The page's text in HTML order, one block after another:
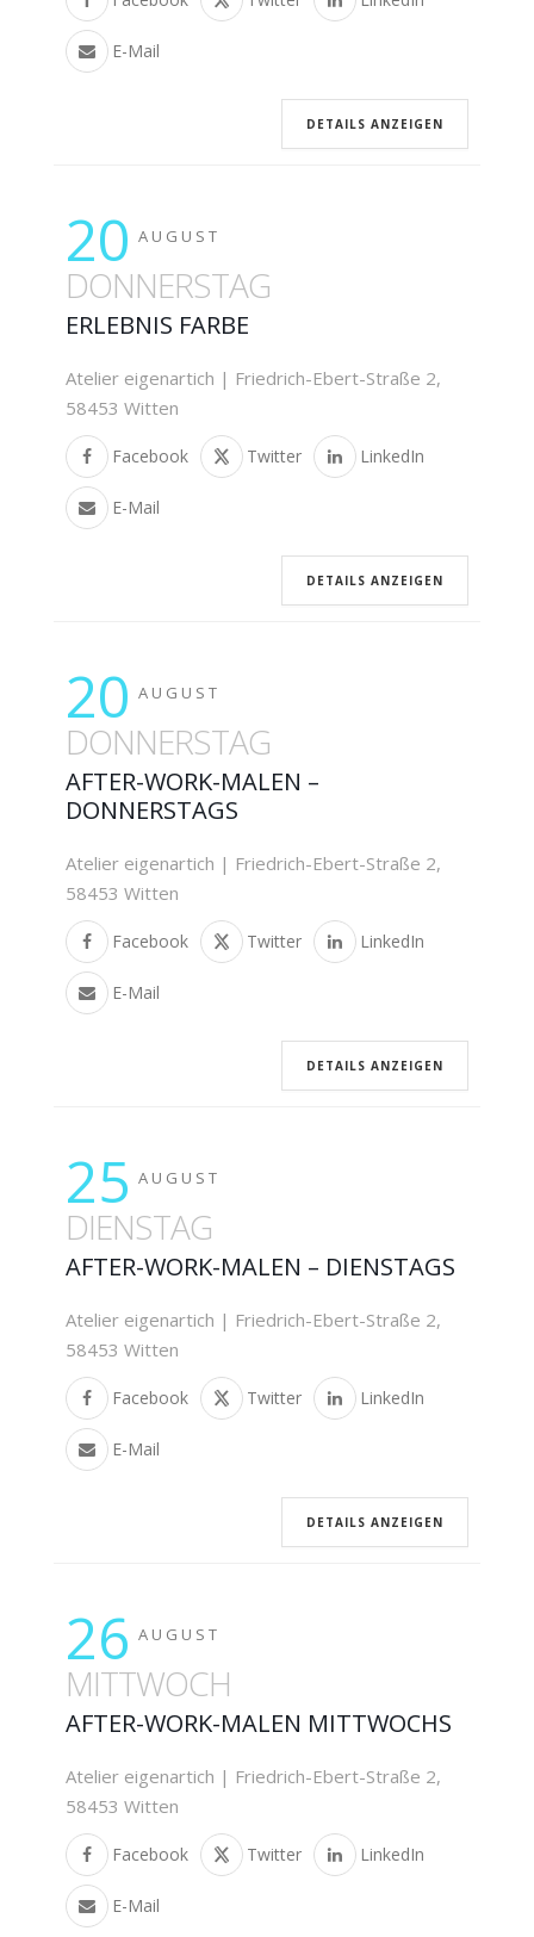
E-Mail
DETAILS ANZEIGEN
20 AUGUST
DONNERSTAG
ERLEBNIS FARBE
Atelier eigenartich | Friedrich-Ebert-Straße 2,
58453 Witten
Facebook Twitter LinkedIn
E-Mail
DETAILS ANZEIGEN
20 AUGUST
DONNERSTAG
AFTER-WORK-MALEN –
DONNERSTAGS
Atelier eigenartich | Friedrich-Ebert-Straße 2,
58453 Witten
Facebook Twitter LinkedIn
E-Mail
DETAILS ANZEIGEN
25 AUGUST
DIENSTAG
AFTER-WORK-MALEN – DIENSTAGS
Atelier eigenartich | Friedrich-Ebert-Straße 2,
58453 Witten
Facebook Twitter LinkedIn
E-Mail
DETAILS ANZEIGEN
26 AUGUST
MITTWOCH
AFTER-WORK-MALEN MITTWOCHS
Atelier eigenartich | Friedrich-Ebert-Straße 2,
58453 Witten
Facebook Twitter LinkedIn
E-Mail